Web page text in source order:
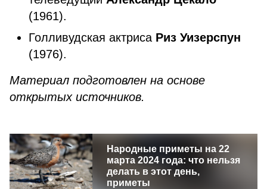
(1961).
Голливудская актриса Риз Уизерспун
(1976).
Материал подготовлен на основе
открытых источников.
Народные приметы на 22
марта 2024 года: что нельзя
делать в этот день,
приметы